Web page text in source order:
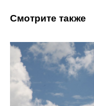
Смотрите также